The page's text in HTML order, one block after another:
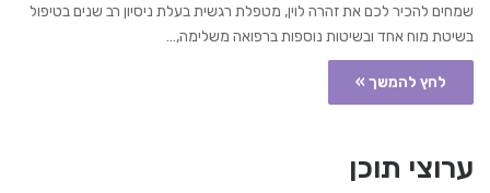
שמחים להכיר לכם את זהרה לוין, מטפלת רגשית בעלת ניסיון רב שנים בטיפול
בשיטת מוח אחד ובשיטות נוספות ברפואה משלימה,…
לחץ להמשך »
ערוצי תוכן